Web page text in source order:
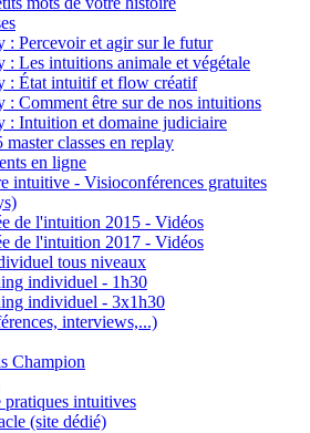
: Percevoir et agir sur le futur
: Les intuitions animale et végétale
: État intuitif et flow créatif
: Comment être sur de nos intuitions
: Intuition et domaine judiciaire
master classes en replay
en ligne
intuitive - Visioconférences gratuites
de l'intuition 2015 - Vidéos
de l'intuition 2017 - Vidéos
tous niveaux
individuel - 1h30
individuel - 3x1h30
interviews,...)
Champion
pratiques intuitives
(site dédié)